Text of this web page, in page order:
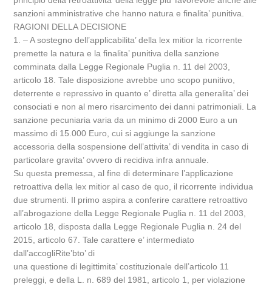
sanzioni amministrative che hanno natura e finalita’ punitiva.
RAGIONI DELLA DECISIONE
1. – A sostegno dell’applicabilita’ della lex mitior la ricorrente
premette la natura e la finalita’ punitiva della sanzione
comminata dalla Legge Regionale Puglia n. 11 del 2003,
articolo 18. Tale disposizione avrebbe uno scopo punitivo,
deterrente e repressivo in quanto e’ diretta alla generalita’ dei
consociati e non al mero risarcimento dei danni patrimoniali. La
sanzione pecuniaria varia da un minimo di 2000 Euro a un
massimo di 15.000 Euro, cui si aggiunge la sanzione
accessoria della sospensione dell’attivita’ di vendita in caso di
particolare gravita’ ovvero di recidiva infra annuale.
Su questa premessa, al fine di determinare l’applicazione
retroattiva della lex mitior al caso de quo, il ricorrente individua
due strumenti. Il primo aspira a conferire carattere retroattivo
all’abrogazione della Legge Regionale Puglia n. 11 del 2003,
articolo 18, disposta dalla Legge Regionale Puglia n. 24 del
2015, articolo 67. Tale carattere e’ intermediato
dall’accogliRite’bto’ di
una questione di legittimita’ costituzionale dell’articolo 11
preleggi, e della L. n. 689 del 1981, articolo 1, per violazione